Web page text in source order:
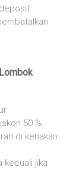
50 %
di kenakan
kecuali jika